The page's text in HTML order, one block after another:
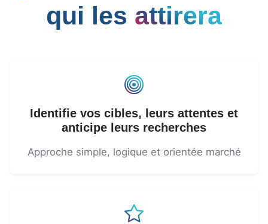
qui les attirera
Identifie vos cibles, leurs attentes et
anticipe leurs recherches
Approche simple, logique et orientée marché